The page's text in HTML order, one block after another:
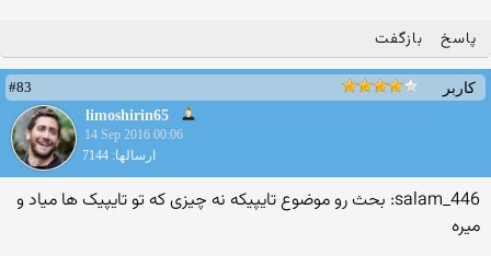
پاسخ بازگفت
کاربر
#83
limoshirin65
14 Sep 2016 00:06
ارسالها: 7144
salam_446: بحث رو موضوع تایپیکه نه چیزی که تو تایپیک ها میاد و
میره